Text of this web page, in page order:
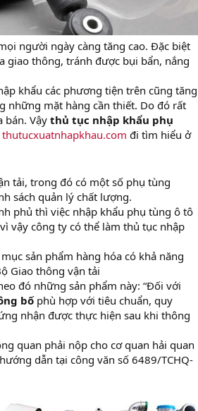
người ngày càng tăng cao. Đặc biệt
giao thông, tránh được bụi bẩn, nắng
khẩu các phương tiện trên cũng tăng
những mặt hàng cần thiết. Do đó rất
bán. Vậy thủ tục nhập khẩu phụ
thutucxuatnhapkhau.com đi tìm hiểu ở
tải, trong đó có một số phụ tùng
sách quản lý chất lượng.
phủ thì việc nhập khẩu phụ tùng ô tô
vậy công ty có thể làm thủ tục nhập
sản phẩm hàng hóa có khả năng
Giao thông vận tải
đó những sản phẩm này: “Đối với
bốphù hợp với tiêu chuẩn, quy
nhận được thực hiện sau khi thông
quan phải nộp cho cơ quan hải quan
dẫn tại công văn số 6489/TCHQ-